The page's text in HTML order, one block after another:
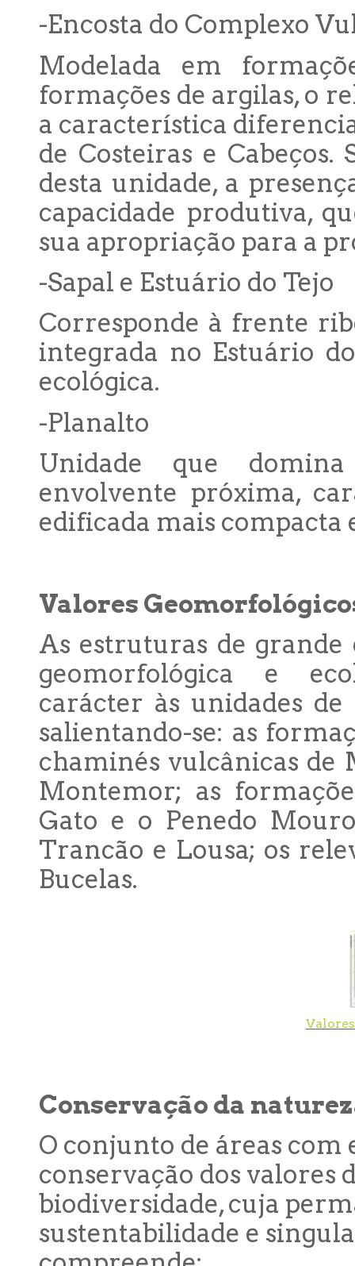
-Encosta do Complexo
Modelada em
formações de argilas, o
a característica
de Costeiras e
desta unidade, a
capacidade produtiva,
sua apropriação para a
-Sapal e Estuário do Tejo
Corresponde à frente
integrada no Estuário
ecológica.
-Planalto
Unidade que
envolvente próxima,
edificada mais compacta
Valores
As estruturas de grande
geomorfológica e
carácter às unidades
salientando-se: as
chaminés vulcânicas de
Montemor; as
Gato e o Penedo
Trancão e Lousa; os
Bucelas.
Conservação da
O conjunto de áreas
conservação dos valores
biodiversidade, cuja
sustentabilidade e